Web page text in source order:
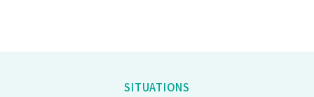
SITUATIONS